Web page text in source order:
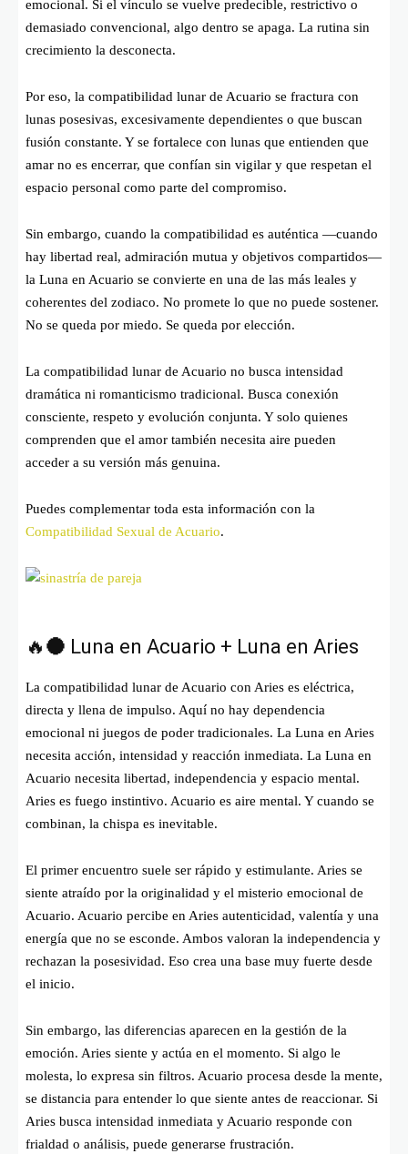
emocional. Si el vínculo se vuelve predecible, restrictivo o
demasiado convencional, algo dentro se apaga. La rutina sin
crecimiento la desconecta.
Por eso, la compatibilidad lunar de Acuario se fractura con
lunas posesivas, excesivamente dependientes o que buscan
fusión constante. Y se fortalece con lunas que entienden que
amar no es encerrar, que confían sin vigilar y que respetan el
espacio personal como parte del compromiso.
Sin embargo, cuando la compatibilidad es auténtica —cuando
hay libertad real, admiración mutua y objetivos compartidos—
la Luna en Acuario se convierte en una de las más leales y
coherentes del zodiaco. No promete lo que no puede sostener.
No se queda por miedo. Se queda por elección.
La compatibilidad lunar de Acuario no busca intensidad
dramática ni romanticismo tradicional. Busca conexión
consciente, respeto y evolución conjunta. Y solo quienes
comprenden que el amor también necesita aire pueden
acceder a su versión más genuina.
Puedes complementar toda esta información con la
Compatibilidad Sexual de Acuario.
🔥🌑 Luna en Acuario + Luna en Aries
La compatibilidad lunar de Acuario con Aries es eléctrica,
directa y llena de impulso. Aquí no hay dependencia
emocional ni juegos de poder tradicionales. La Luna en Aries
necesita acción, intensidad y reacción inmediata. La Luna en
Acuario necesita libertad, independencia y espacio mental.
Aries es fuego instintivo. Acuario es aire mental. Y cuando se
combinan, la chispa es inevitable.
El primer encuentro suele ser rápido y estimulante. Aries se
siente atraído por la originalidad y el misterio emocional de
Acuario. Acuario percibe en Aries autenticidad, valentía y una
energía que no se esconde. Ambos valoran la independencia y
rechazan la posesividad. Eso crea una base muy fuerte desde
el inicio.
Sin embargo, las diferencias aparecen en la gestión de la
emoción. Aries siente y actúa en el momento. Si algo le
molesta, lo expresa sin filtros. Acuario procesa desde la mente,
se distancia para entender lo que siente antes de reaccionar. Si
Aries busca intensidad inmediata y Acuario responde con
frialdad o análisis, puede generarse frustración.